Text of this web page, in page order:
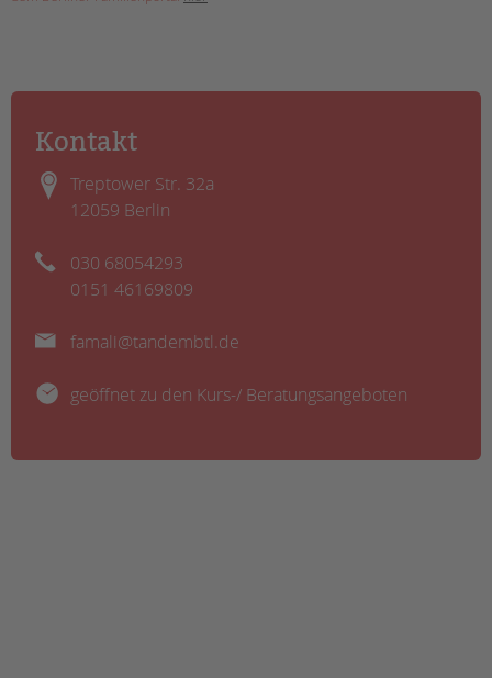
Kontakt
Treptower Str. 32a
12059 Berlin
030 68054293
0151 46169809
famali@tandembtl.de
geöffnet zu den Kurs-/ Beratungsangeboten